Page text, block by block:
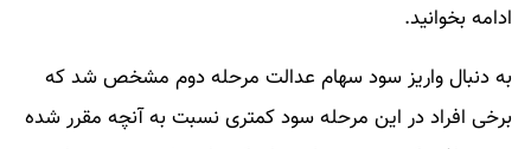
ادامه بخوانید.
به دنبال واریز سود سهام عدالت مرحله دوم مشخص شد که
برخی افراد در این مرحله سود کمتری نسبت به آنچه مقرر شده